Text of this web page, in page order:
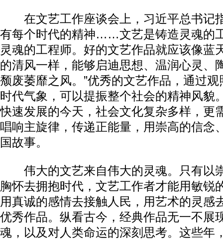
在文艺工作座谈会上，习近平总书记
有每个时代的精神……文艺是铸造灵魂的
灵魂的工程师。好的文艺作品就应该像蓝
的清风一样，能够启迪思想、温润心灵、
颓废萎靡之风。”优秀的文艺作品，通过
时代气象，可以提振整个社会的精神风貌
快速发展的今天，社会文化复杂多样，更
唱响主旋律，传递正能量，用崇高的信念
国故事。
伟大的文艺来自伟大的灵魂。只有以
胸怀去拥抱时代，文艺工作者才能用敏锐
用真诚的感情去接触人民，用艺术的灵感
优秀作品。纵看古今，经典作品无一不展
魂，以及对人类命运的深刻思考。这些年